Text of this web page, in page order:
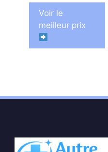
initial
était :
49,95 €.
actuel
36,65 €.
Voir le
meilleur prix